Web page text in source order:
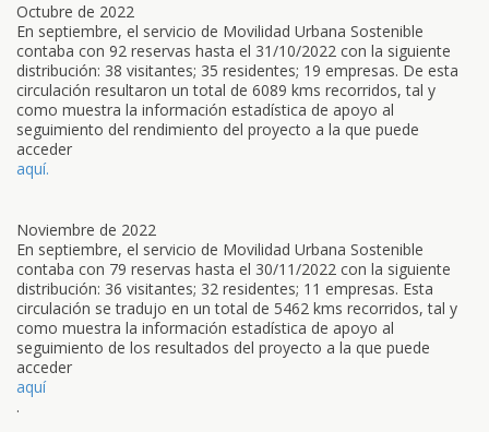
Octubre de 2022
En septiembre, el servicio de Movilidad Urbana Sostenible
contaba con 92 reservas hasta el 31/10/2022 con la siguiente
distribución: 38 visitantes; 35 residentes; 19 empresas. De esta
circulación resultaron un total de 6089 kms recorridos, tal y
como muestra la información estadística de apoyo al
seguimiento del rendimiento del proyecto a la que puede
acceder
aquí.
Noviembre de 2022
En septiembre, el servicio de Movilidad Urbana Sostenible
contaba con 79 reservas hasta el 30/11/2022 con la siguiente
distribución: 36 visitantes; 32 residentes; 11 empresas. Esta
circulación se tradujo en un total de 5462 kms recorridos, tal y
como muestra la información estadística de apoyo al
seguimiento de los resultados del proyecto a la que puede
acceder
aquí
.